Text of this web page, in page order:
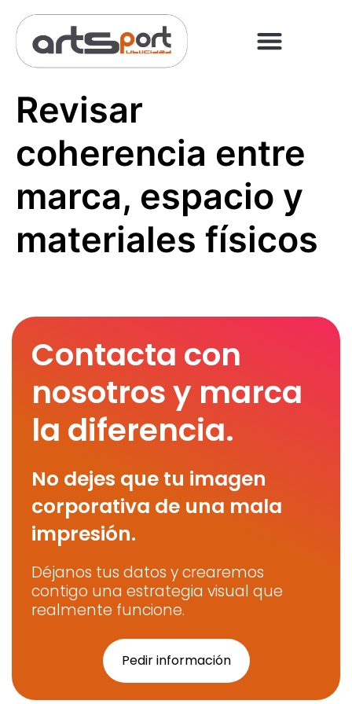
Revisar
coherencia entre
marca, espacio y
materiales físicos
Contacta con
nosotros y marca
la diferencia.
No dejes que tu imagen
corporativa de una mala
impresión.
Déjanos tus datos y crearemos
contigo una estrategia visual que
realmente funcione.
Pedir información